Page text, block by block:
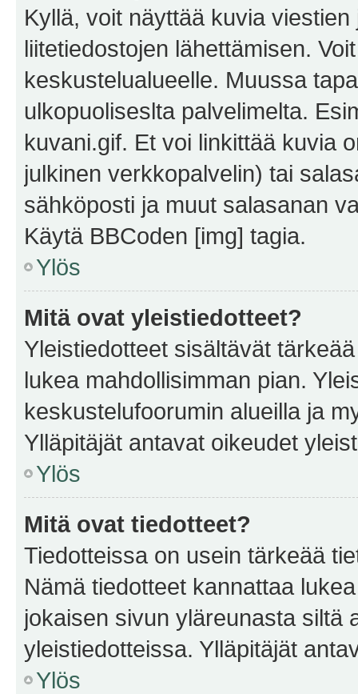
Kyllä, voit näyttää kuvia
liitetiedostojen lähettämisen.
keskustelualueelle. Muussa
ulkopuoliseslta palvelimelta.
kuvani.gif. Et voi linkittää kuvia
julkinen verkkopalvelin) tai
sähköposti ja muut salasanan
Käytä BBCoden [img] tagia.
Ylös
Mitä ovat yleistiedotteet?
Yleistiedotteet sisältävät
lukea mahdollisimman pian.
keskustelufoorumin alueilla ja
Ylläpitäjät antavat oikeudet
Ylös
Mitä ovat tiedotteet?
Tiedotteissa on usein tärkeää
Nämä tiedotteet kannattaa
jokaisen sivun yläreunasta siltä
yleistiedotteissa. Ylläpitäjät
Ylös